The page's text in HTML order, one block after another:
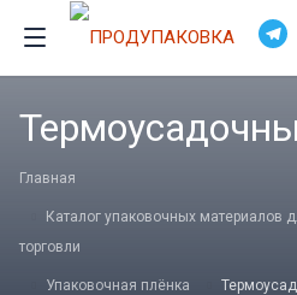
Главная
Каталог упаковочных материалов
торговли
Упаковочная плёнка